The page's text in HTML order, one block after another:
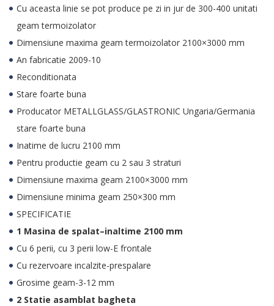
Cu aceasta linie se pot produce pe zi in jur de 300-400 unitati
geam termoizolator
Dimensiune maxima geam termoizolator 2100×3000 mm
An fabricatie 2009-10
Reconditionata
Stare foarte buna
Producator METALLGLASS/GLASTRONIC Ungaria/Germania
stare foarte buna
Inatime de lucru 2100 mm
Pentru productie geam cu 2 sau 3 straturi
Dimensiune maxima geam 2100×3000 mm
Dimensiune minima geam 250×300 mm
SPECIFICATIE
1 Masina de spalat–inaltime 2100 mm
Cu 6 perii, cu 3 perii low-E frontale
Cu rezervoare incalzite-prespalare
Grosime geam-3-12 mm
2 Statie asamblat bagheta